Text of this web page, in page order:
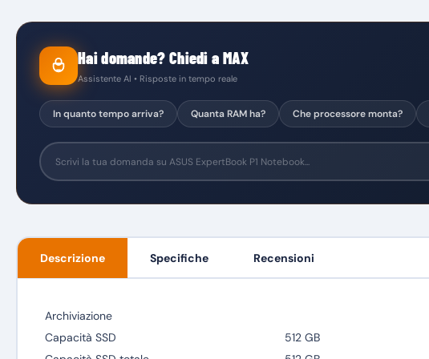
Hai domande? Chiedi a MAX
Assistente AI • Risposte in tempo reale
In quanto tempo arriva? Quanta RAM ha? Che processore monta?
Descrizione Specifiche Recensioni
Archiviazione
Capacità SSD
512 GB